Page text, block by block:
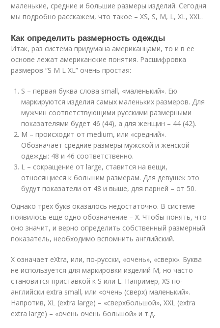
маленькие, средние и большие размеры изделий. Сегодня
мы подробно расскажем, что такое – XS, S, M, L, XL, XXL.
Как определить размерность одежды
Итак, раз система придумана американцами, то и в ее
основе лежат американские понятия. Расшифровка
размеров “S M L XL” очень простая:
S – первая буква слова small, «маленький». Ею
маркируются изделия самых маленьких размеров. Для
мужчин соответствующими русскими размерными
показателями будет 46 (44), а для женщин – 44 (42).
M – происходит от medium, или «средний».
Обозначает средние размеры мужской и женской
одежды: 48 и 46 соответственно.
L – сокращение от large, ставится на вещи,
относящиеся к большим размерам. Для девушек это
будут показатели от 48 и выше, для парней – от 50.
Однако трех букв оказалось недостаточно. В системе
появилось еще одно обозначение – X. Чтобы понять, что
оно значит, и верно определить собственный размерный
показатель, необходимо вспомнить английский.
X означает eXtra, или, по-русски, «очень», «сверх». Буква
не используется для маркировки изделий M, но часто
становится приставкой к S или L. Например, XS по-
английски extra small, или «очень (сверх) маленький».
Напротив, XL (extra large) – «сверхбольшой», XXL (extra
extra large) – «очень очень большой» и т.д.